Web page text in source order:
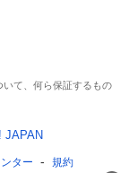
て、何ら保証するもの
JAPAN
ター
規約